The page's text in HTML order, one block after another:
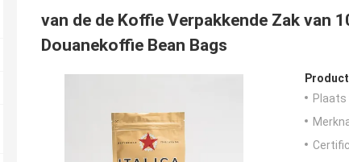
van de de Koffie Verpakkende Zak van
Douanekoffie Bean Bags